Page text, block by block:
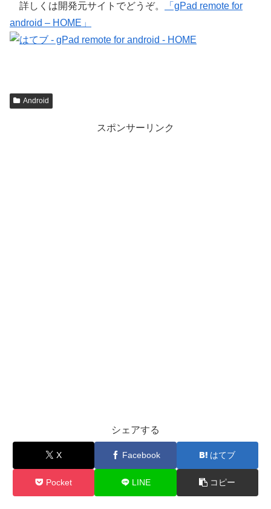
詳しくは開発元サイトでどうぞ。
「gPad remote for
android – HOME」
Android
スポンサーリンク
シェアする
X Facebook はてブ
Pocket LINE コピー